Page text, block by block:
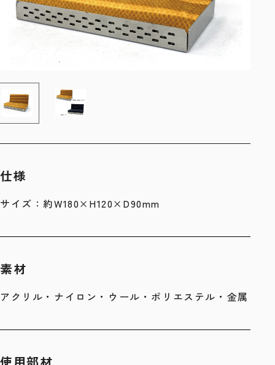
仕様
サイズ：約W180×H120×D90mm
素材
アクリル・ナイロン・ウール・ポリエステル・金属
使用部材